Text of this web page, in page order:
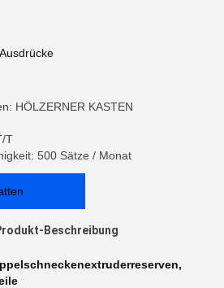
HÖLZERNER KASTEN
T
500 Sätze / Monat
Beschreibung
,